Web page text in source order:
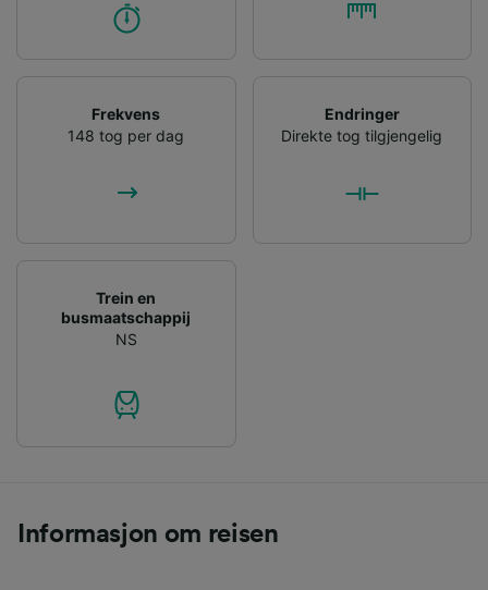
Frekvens
148 tog per dag
Endringer
Direkte tog tilgjengelig
Trein en
busmaatschappij
NS
Informasjon om reisen